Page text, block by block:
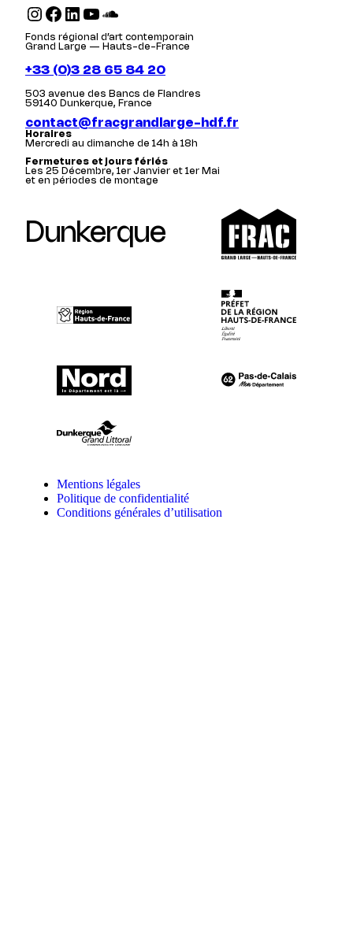
Instagram Facebook LinkedIn YouTube SoundCloud
Fonds régional d’art contemporain
Grand Large — Hauts-de-France
+33 (0)3 28 65 84 20
503 avenue des Bancs de Flandres
59140 Dunkerque, France
contact@fracgrandlarge-hdf.fr
Horaires
Mercredi au dimanche de 14h à 18h
Fermetures et jours fériés
Les 25 Décembre, 1er Janvier et 1er Mai
et en périodes de montage
Dunkerque
Mentions légales
Politique de confidentialité
Conditions générales d’utilisation